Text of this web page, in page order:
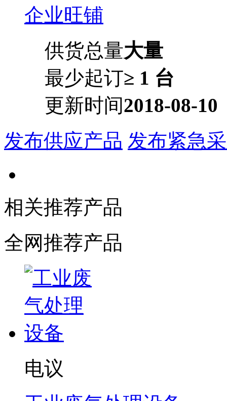
企业旺铺
供货总量大量
最少起订≥ 1 台
更新时间2018-08-10
发布供应产品 发布紧急
相关推荐产品
全网推荐产品
电议